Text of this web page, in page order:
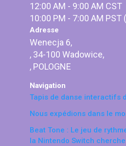
12:00 AM - 9:00 AM CST
10:00 PM - 7:00 AM
Adresse
Wenecja 6,
, 34-100 Wadowice,
, POLOGNE
Navigation
Tapis de danse interactifs
Nous expédions dans le
Beat Tone : Le jeu de
la Nintendo Switch